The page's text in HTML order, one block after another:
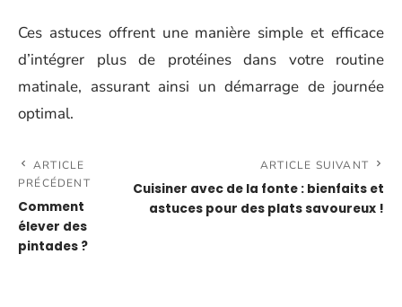
Ces astuces offrent une manière simple et efficace
d’intégrer plus de protéines dans votre routine
matinale, assurant ainsi un démarrage de journée
optimal.
ARTICLE
PRÉCÉDENT
Comment
élever des
pintades ?
ARTICLE SUIVANT
Cuisiner avec de la fonte : bienfaits et
astuces pour des plats savoureux !